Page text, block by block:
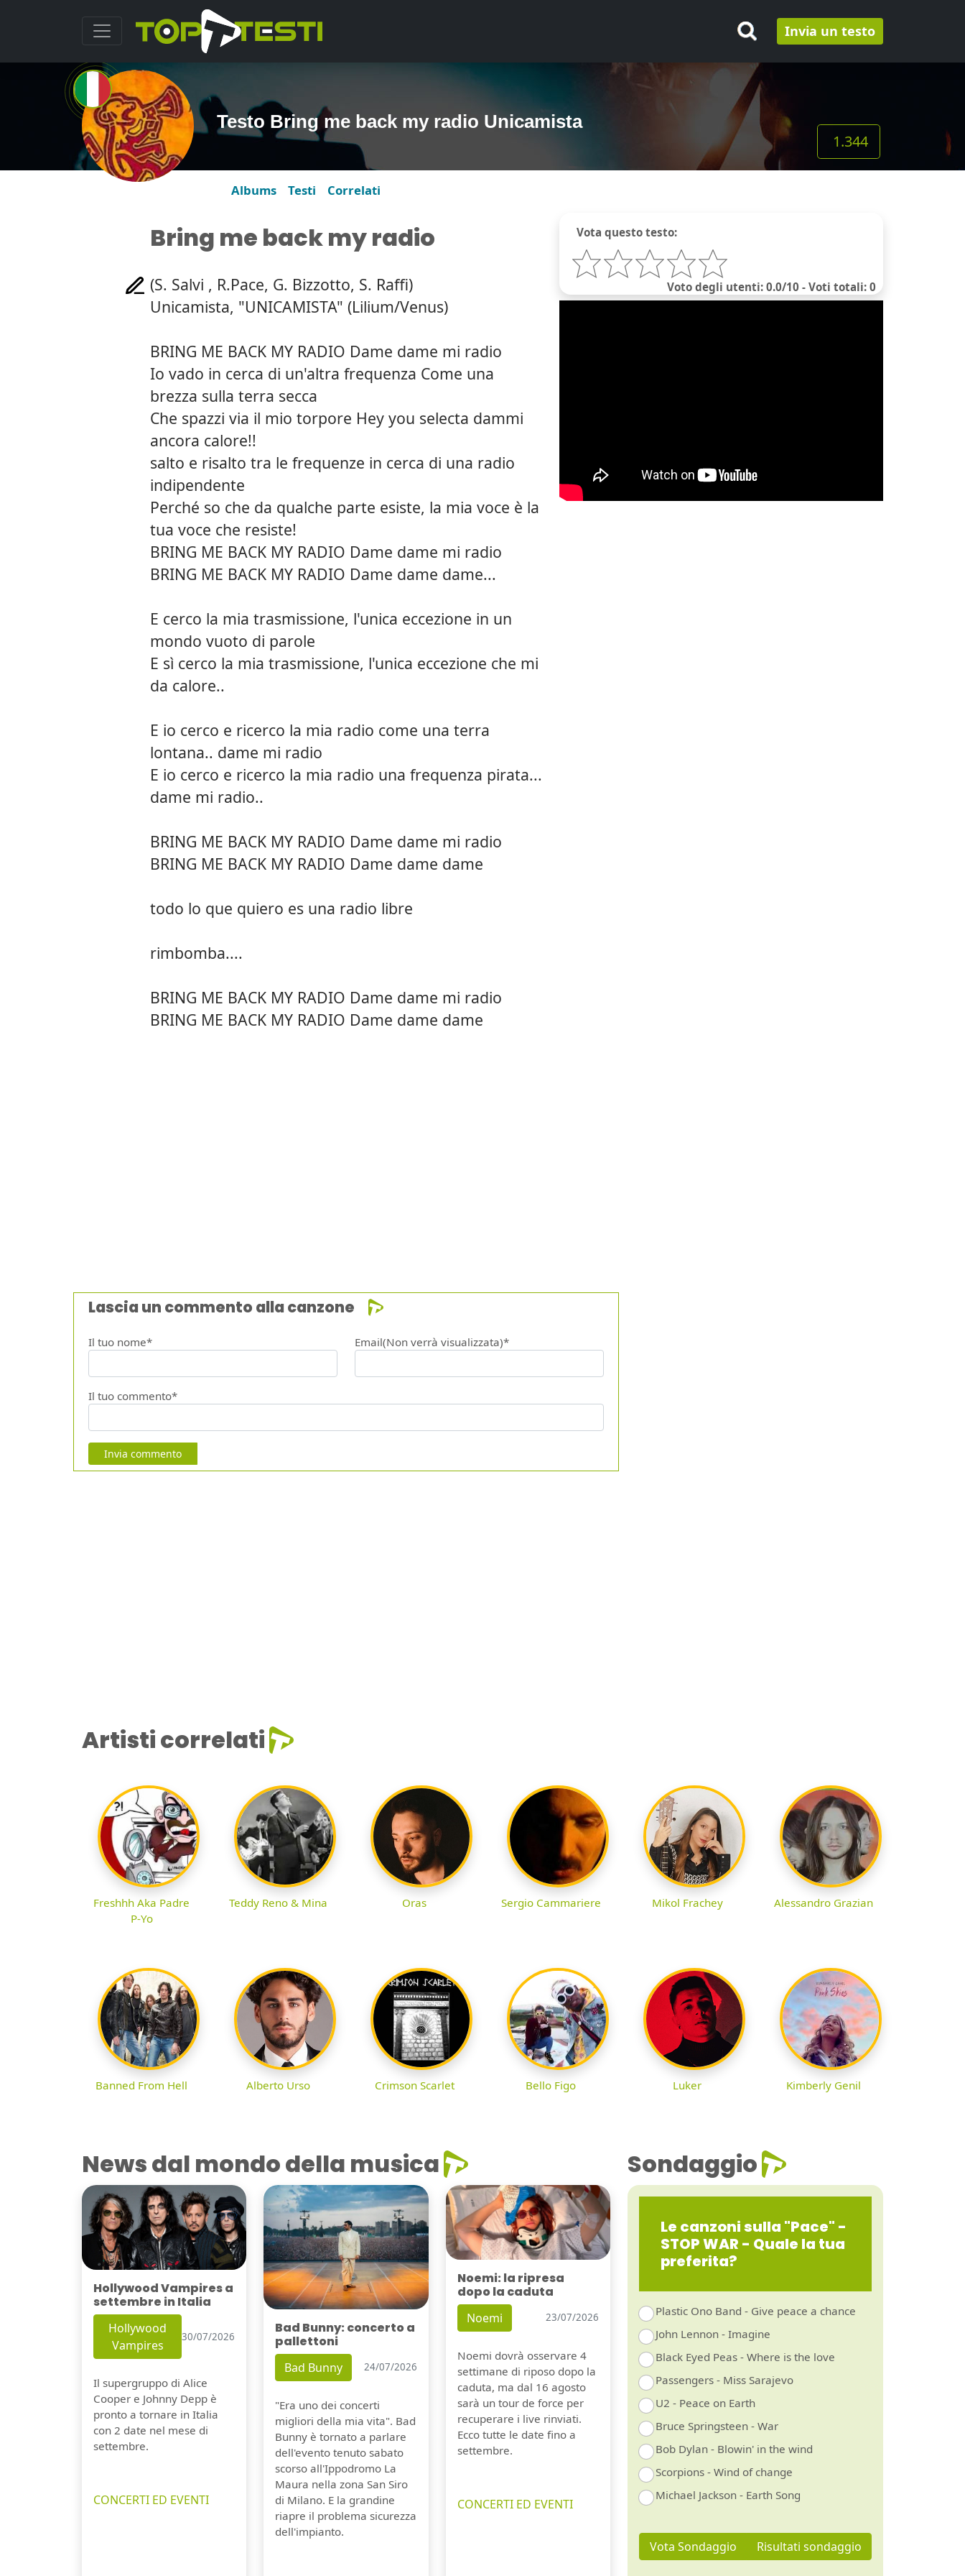
Invia un testo
Testo Bring me back my radio Unicamista
1.344
Albums Testi Correlati
Vota questo testo:
Voto degli utenti: 0.0/10 - Voti totali: 0
Bring me back my radio
(S. Salvi , R.Pace, G. Bizzotto, S. Raffi)
Unicamista, "UNICAMISTA" (Lilium/Venus)
BRING ME BACK MY RADIO Dame dame mi radio
Io vado in cerca di un'altra frequenza Come una
brezza sulla terra secca
Che spazzi via il mio torpore Hey you selecta dammi
ancora calore!!
salto e risalto tra le frequenze in cerca di una radio
indipendente
Perché so che da qualche parte esiste, la mia voce è la
tua voce che resiste!
BRING ME BACK MY RADIO Dame dame mi radio
BRING ME BACK MY RADIO Dame dame dame...
E cerco la mia trasmissione, l'unica eccezione in un
mondo vuoto di parole
E sì cerco la mia trasmissione, l'unica eccezione che mi
da calore..
E io cerco e ricerco la mia radio come una terra
lontana.. dame mi radio
E io cerco e ricerco la mia radio una frequenza pirata...
dame mi radio..
BRING ME BACK MY RADIO Dame dame mi radio
BRING ME BACK MY RADIO Dame dame dame
todo lo que quiero es una radio libre
rimbomba....
BRING ME BACK MY RADIO Dame dame mi radio
BRING ME BACK MY RADIO Dame dame dame
Lascia un commento alla canzone
Il tuo nome* Email(Non verrà visualizzata)*
Il tuo commento*
Invia commento
Artisti correlati
Freshhh Aka Padre
P-Yo
Teddy Reno & Mina Oras Sergio Cammariere Mikol Frachey Alessandro Grazian
Banned From Hell Alberto Urso Crimson Scarlet Bello Figo Luker Kimberly Genil
News dal mondo della musica
Hollywood Vampires a
settembre in Italia
Hollywood
Vampires
30/07/2026
Il supergruppo di Alice
Cooper e Johnny Depp è
pronto a tornare in Italia
con 2 date nel mese di
settembre.
CONCERTI ED EVENTI
Bad Bunny: concerto a
pallettoni
Bad Bunny 24/07/2026
"Era uno dei concerti
migliori della mia vita". Bad
Bunny è tornato a parlare
dell'evento tenuto sabato
scorso all'Ippodromo La
Maura nella zona San Siro
di Milano. E la grandine
riapre il problema sicurezza
dell'impianto.
Noemi: la ripresa
dopo la caduta
Noemi 23/07/2026
Noemi dovrà osservare 4
settimane di riposo dopo la
caduta, ma dal 16 agosto
sarà un tour de force per
recuperare i live rinviati.
Ecco tutte le date fino a
settembre.
CONCERTI ED EVENTI
Sondaggio
Le canzoni sulla "Pace" -
STOP WAR - Quale la tua
preferita?
Plastic Ono Band - Give peace a chance
John Lennon - Imagine
Black Eyed Peas - Where is the love
Passengers - Miss Sarajevo
U2 - Peace on Earth
Bruce Springsteen - War
Bob Dylan - Blowin' in the wind
Scorpions - Wind of change
Michael Jackson - Earth Song
Vota Sondaggio Risultati sondaggio